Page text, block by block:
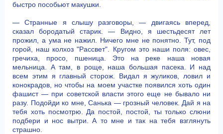
быстро пособьют макушки.
— Странные я слышу разговоры, — двигаясь вперед,
сказал бородатый старик. — Видно, я шестьдесят лет
прожил, а ума не нажил. Ничего мне не понятно. Тут, под
горой, наш колхоз "Рассвет". Кругом это наши поля: овес,
гречиха, просо, пшеница. Это на реке наша новая
мельница. А там, в роще, наша большая пасека. И над
всем этим я главный сторож. Видал я жуликов, ловил и
конокрадов, но чтобы на моем участке появился хоть один
фашист — при советской власти этого еще не бывало ни
разу. Подойди ко мне, Санька — грозный человек. Дай я на
тебя хоть посмотрю. Да постой, постой, ты только слюни
подбери и нос вытри. А то мне и так на тебя взглянуть
страшно.